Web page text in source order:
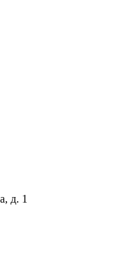
д. 1